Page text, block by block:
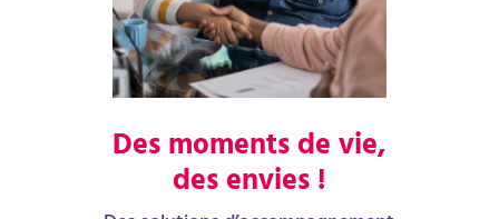
Des moments de vie,
des envies !